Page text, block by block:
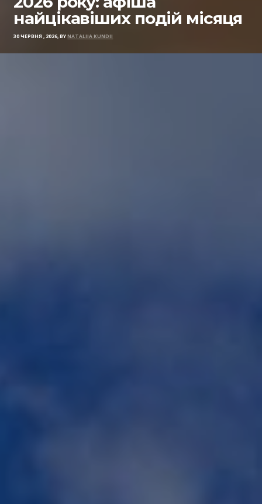
найцікавіших подій місяця
30 ЧЕРВНЯ , 2026, BY NATALIIA KUNDII